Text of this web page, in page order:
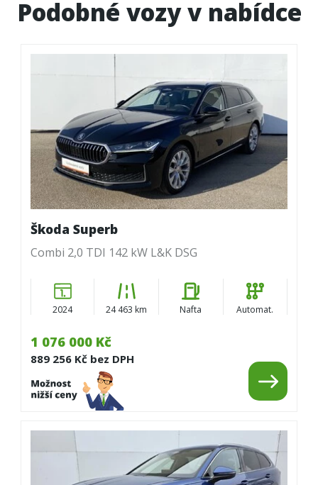
Podobné vozy v nabídce
1 076 000 Kč
889 256 Kč bez DPH
Škoda Superb
Combi 2,0 TDI 142 kW L&K DSG
2024 24 463 km Nafta Automat.